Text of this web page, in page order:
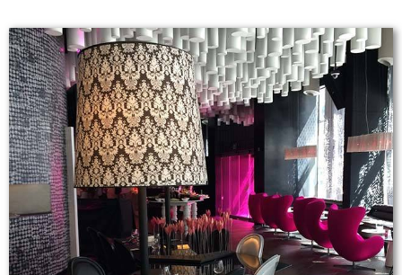
BARCELONA:
UN
4
ESTRELLAS
DE
DISEÑO